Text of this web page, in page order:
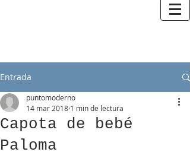
Entrada
Capota de bebé
Paloma
puntomoderno
14 mar 2018 1 min de lectura